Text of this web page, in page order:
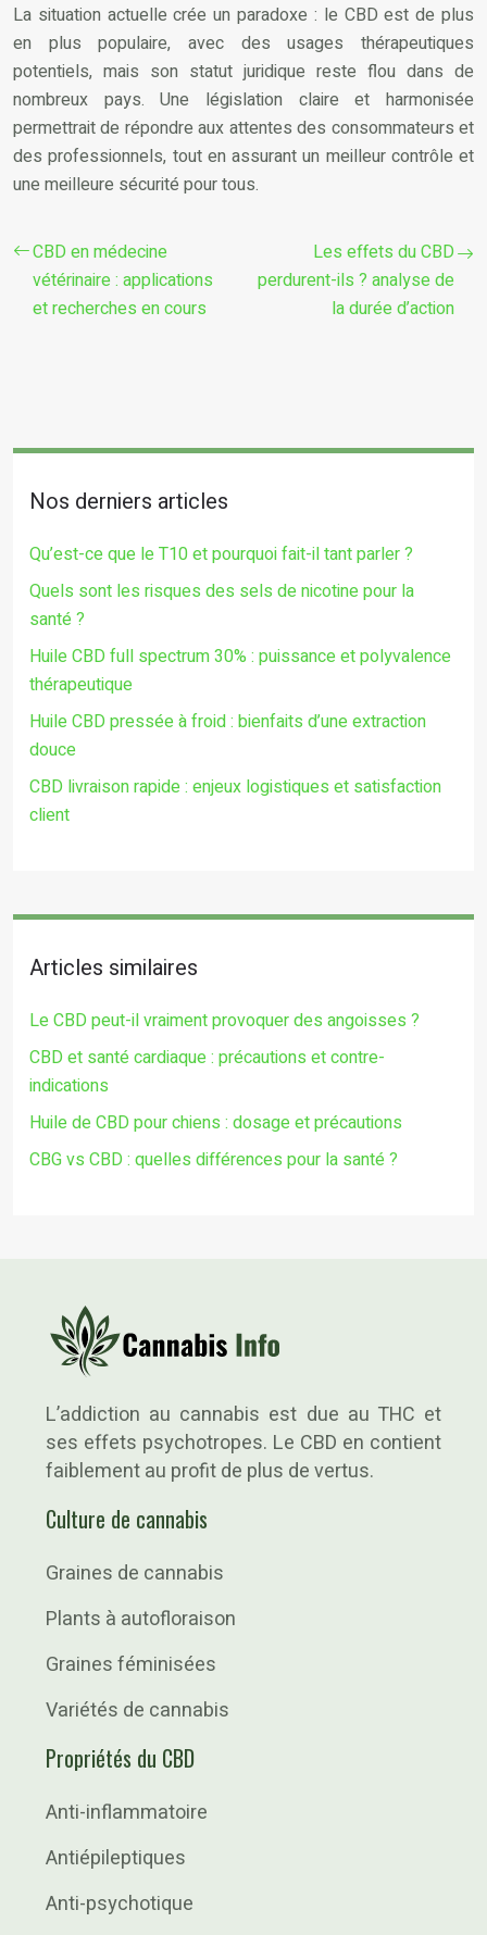
La situation actuelle crée un paradoxe : le CBD est de plus
en plus populaire, avec des usages thérapeutiques
potentiels, mais son statut juridique reste flou dans de
nombreux pays. Une législation claire et harmonisée
permettrait de répondre aux attentes des consommateurs et
des professionnels, tout en assurant un meilleur contrôle et
une meilleure sécurité pour tous.
CBD en médecine
vétérinaire : applications
et recherches en cours
Les effets du CBD
perdurent-ils ? analyse de
la durée d’action
Nos derniers articles
Qu’est-ce que le T10 et pourquoi fait-il tant parler ?
Quels sont les risques des sels de nicotine pour la
santé ?
Huile CBD full spectrum 30% : puissance et polyvalence
thérapeutique
Huile CBD pressée à froid : bienfaits d’une extraction
douce
CBD livraison rapide : enjeux logistiques et satisfaction
client
Articles similaires
Le CBD peut-il vraiment provoquer des angoisses ?
CBD et santé cardiaque : précautions et contre-
indications
Huile de CBD pour chiens : dosage et précautions
CBG vs CBD : quelles différences pour la santé ?
L’addiction au cannabis est due au THC et
ses effets psychotropes. Le CBD en contient
faiblement au profit de plus de vertus.
Culture de cannabis
Graines de cannabis
Plants à autofloraison
Graines féminisées
Variétés de cannabis
Propriétés du CBD
Anti-inflammatoire
Antiépileptiques
Anti-psychotique